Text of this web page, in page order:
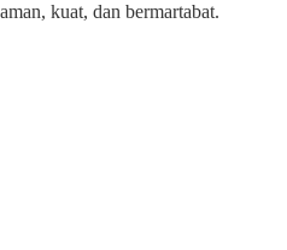
kuat, dan bermartabat.